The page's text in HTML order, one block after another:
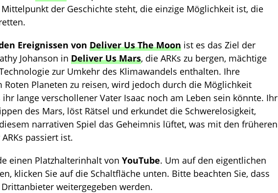
der Geschichte steht, die einzige Möglichkeit ist, die
Ereignissen von Deliver Us The Moon ist es das Ziel der
Johanson in Deliver Us Mars, die ARKs zu bergen, mächtige
zur Umkehr des Klimawandels enthalten. Ihre
Roten Planeten zu reisen, wird jedoch durch die Möglichkeit
ihr lange verschollener Vater Isaac noch am Leben sein könnte. Ihr
des Mars, löst Rätsel und erkundet die Schwerelosigkeit,
narrativen Spiel das Geheimnis lüftet, was mit den früheren
passiert ist.
einen Platzhalterinhalt von YouTube. Um auf den eigentlichen
klicken Sie auf die Schaltfläche unten. Bitte beachten Sie, dass
weitergegeben werden.